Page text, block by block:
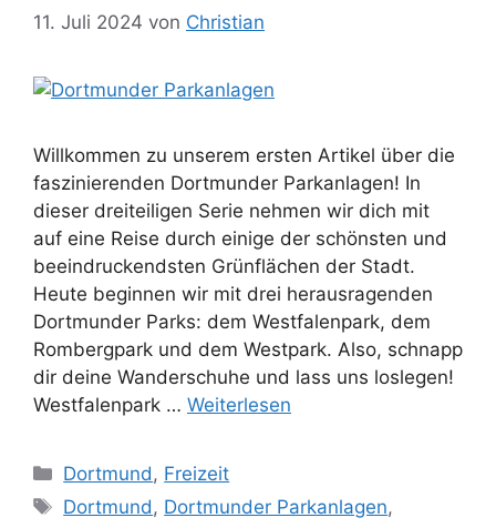
11. Juli 2024 von Christian
Willkommen zu unserem ersten Artikel über die
faszinierenden Dortmunder Parkanlagen! In
dieser dreiteiligen Serie nehmen wir dich mit
auf eine Reise durch einige der schönsten und
beeindruckendsten Grünflächen der Stadt.
Heute beginnen wir mit drei herausragenden
Dortmunder Parks: dem Westfalenpark, dem
Rombergpark und dem Westpark. Also, schnapp
dir deine Wanderschuhe und lass uns loslegen!
Westfalenpark … Weiterlesen
Kategorien
Dortmund, Freizeit
Schlagwörter
Dortmund, Dortmunder Parkanlagen,